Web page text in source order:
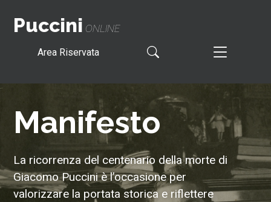
Puccini ONLINE
Area Riservata
Manifesto
La ricorrenza del centenario della morte di
Giacomo Puccini è l’occasione per
valorizzare la portata storica e riflettere